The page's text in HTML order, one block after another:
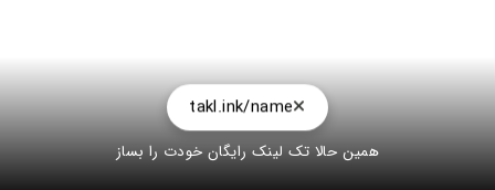
takl.ink/name
همین حالا تک لینک رایگان خودت را بساز